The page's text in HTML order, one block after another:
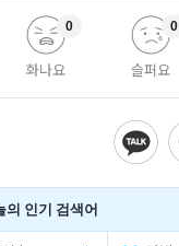
화나요
0
슬퍼요
0